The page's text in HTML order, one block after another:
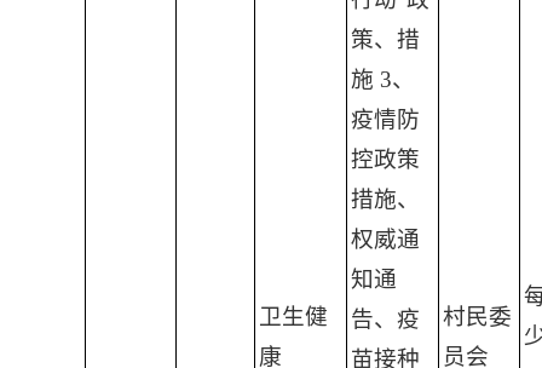
卫生健
康
村民委
员会
策、措
施 3、
疫情防
控政策
措施、
权威通
知通
告、疫
苗接种